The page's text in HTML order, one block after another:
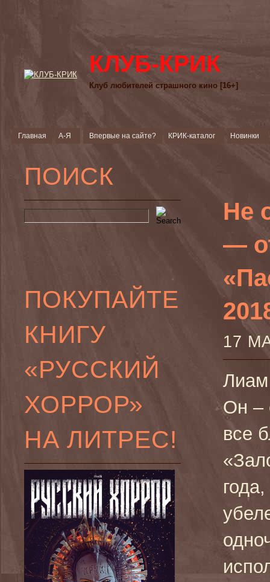
КЛУБ-КРИК
Клуб любителей страшного кино [16+]
Главная А-Я Впервые на сайте? КРИК-каталог Новинки
ПОИСК
ПОКУПАЙТЕ
КНИГУ
«РУССКИЙ
ХОРРОР»
НА ЛИТРЕС!
Не
—
17
Он –
все